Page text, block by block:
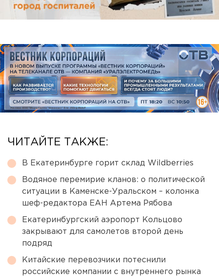
ЧИТАЙТЕ ТАКЖЕ:
В Екатеринбурге горит склад Wildberries
Водяное перемирие кланов: о политической
ситуации в Каменске-Уральском – колонка
шеф-редактора ЕАН Артема Рябова
Екатеринбургский аэропорт Кольцово
закрывают для самолетов второй день
подряд
Китайские перевозчики потеснили
российские компании с внутреннего рынка